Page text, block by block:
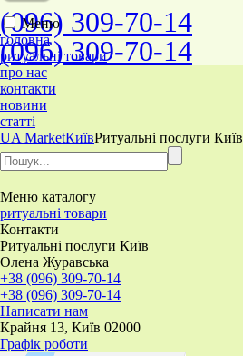
(096) 309-70-14
(096) 309-70-14
Меню
головна
ритуальні товари
про нас
контакти
новини
статті
UA MarketКиївРитуальні послуги Київ
Меню каталогу
ритуальні товари
Контакти
Ритуальні послуги Київ
Олена Журавська
+38 (096) 309-70-14
+38 (096) 309-70-14
Написати нам
Крайня 13, Київ 02000
Графік роботи